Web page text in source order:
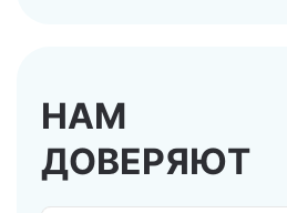
НАМ
ДОВЕРЯЮТ